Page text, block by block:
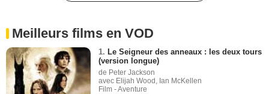
Meilleurs films en VOD
1. Le Seigneur des anneaux : les deux tours
(version longue)
de Peter Jackson
avec Elijah Wood, Ian McKellen
Film - Aventure